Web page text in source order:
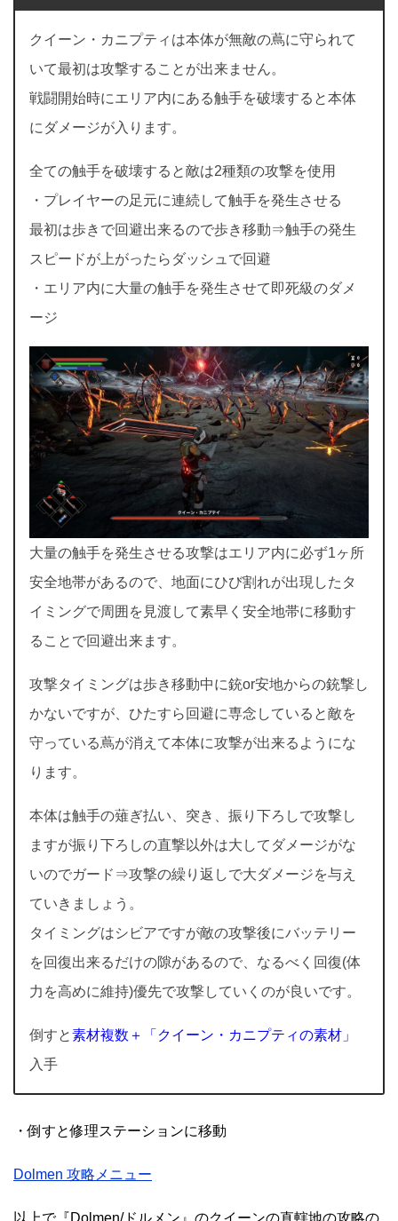
クイーン・カニプティは本体が無敵の蔦に守られて
いて最初は攻撃することが出来ません。
戦闘開始時にエリア内にある触手を破壊すると本体
にダメージが入ります。
全ての触手を破壊すると敵は2種類の攻撃を使用
・プレイヤーの足元に連続して触手を発生させる
最初は歩きで回避出来るので歩き移動⇒触手の発生
スピードが上がったらダッシュで回避
・エリア内に大量の触手を発生させて即死級のダメ
ージ
大量の触手を発生させる攻撃はエリア内に必ず1ヶ所
安全地帯があるので、地面にひび割れが出現したタ
イミングで周囲を見渡して素早く安全地帯に移動す
ることで回避出来ます。
攻撃タイミングは歩き移動中に銃or安地からの銃撃し
かないですが、ひたすら回避に専念していると敵を
守っている蔦が消えて本体に攻撃が出来るようにな
ります。
本体は触手の薙ぎ払い、突き、振り下ろしで攻撃し
ますが振り下ろしの直撃以外は大してダメージがな
いのでガード⇒攻撃の繰り返しで大ダメージを与え
ていきましょう。
タイミングはシビアですが敵の攻撃後にバッテリー
を回復出来るだけの隙があるので、なるべく回復(体
力を高めに維持)優先で攻撃していくのが良いです。
倒すと素材複数＋「クイーン・カニプティの素材」
入手
・倒すと修理ステーションに移動
Dolmen 攻略メニュー
以上で『Dolmen/ドルメン』のクイーンの直轄地の攻略の